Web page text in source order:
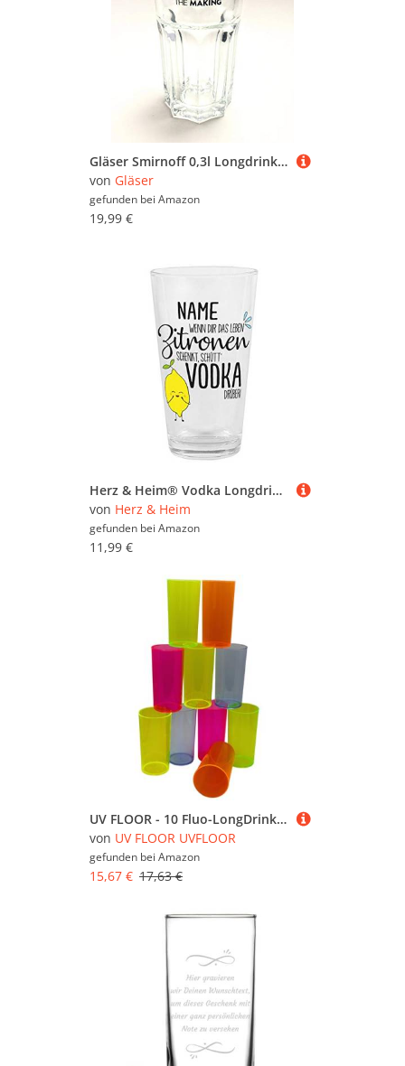
Gläser Smirnoff 0,3l Longdrink/Vodka/Gastro/Bar/Party / 6er Set
von Gläser
gefunden bei Amazon
19,99 €
Herz & Heim® Vodka Longdrink Glas mit Namen - für Ihr Lieblings Mixgetränk - Motivauswahl Wenn Dir das Leben
von Herz & Heim
gefunden bei Amazon
11,99 €
UV FLOOR - 10 Fluo-LongDrink - 29 cl - Wiederverwendbarer Glass für Party und Abend Fuo - 5 Farben - Starrer Kunststoff
von UV FLOOR UVFLOOR
gefunden bei Amazon
15,67 € 17,63 €